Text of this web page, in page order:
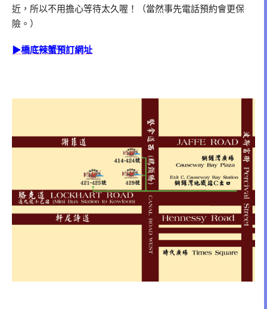
近，所以不用擔心等待太久喔！（當然事先電話預約會更保
險。）
▶橋底辣蟹預訂網址